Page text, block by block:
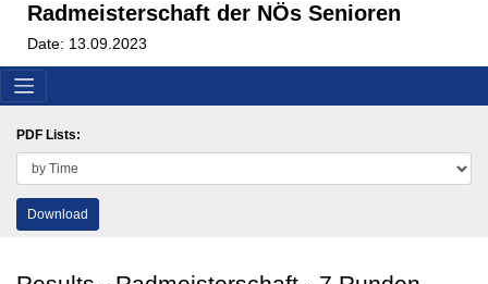
Radmeisterschaft der NÖs Senioren
Date: 13.09.2023
PDF Lists:
Download